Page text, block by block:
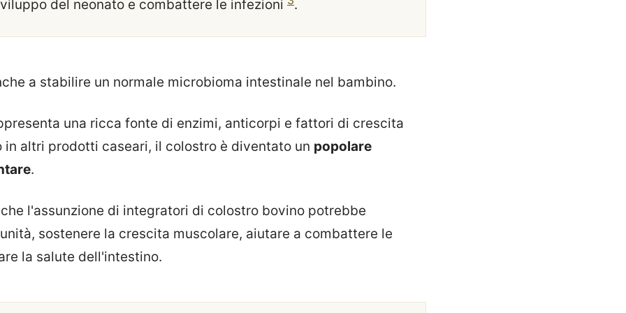
del neonato e combattere le infezioni .
a stabilire un normale microbioma intestinale nel bambino.
una ricca fonte di enzimi, anticorpi e fattori di crescita
in altri prodotti caseari, il colostro è diventato un popolare
.
l'assunzione di integratori di colostro bovino potrebbe
sostenere la crescita muscolare, aiutare a combattere le
la salute dell'intestino.